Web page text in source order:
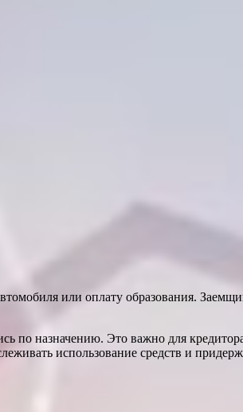
или оплату образования.
по назначению. Это важно для
использование средств и